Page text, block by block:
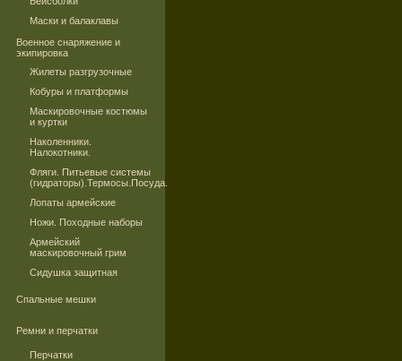
Маски и балаклавы
Военное снаряжение и
экипировка
Жилеты разгрузочные
Кобуры и платформы
Маскировочные костюмы
и куртки
Наколенники.
Налокотники.
Фляги. Питьевые системы
(гидраторы).Термосы.Посуда.
Лопаты армейские
Ножи. Походные наборы
Армейский
маскировочный грим
Сидушка защитная
Спальные мешки
Ремни и перчатки
Перчатки